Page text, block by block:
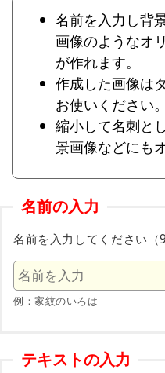
名前を入力し背
画像のようなオ
が作れます。
作成した画像は
お使いください。
縮小して名刺と
景画像などにも
名前の入力
名前を入力してください（
例：家紋のいろは
テキストの入力